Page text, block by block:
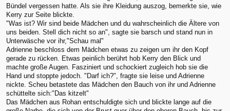
Bündel vergessen hatte. Als sie ihre Kleidung auszog, bemerkte sie, wie
Kerry zur Seite blickte.
"Was ist? Wir sind beide Mädchen und du wahrscheinlich die Ältere von
uns beiden. Stell dich nicht so an", sagte sie barsch und stand nun in
Unterwäsche vor ihr,"Schau mal"
Adrienne beschloss dem Mädchen etwas zu zeigen um ihr den Kopf
gerade zu rücken. Etwas peinlich berührt hob Kerry den Blick und
machte große Augen. Fasziniert und schockiert zugleich hob sie die
Hand und stoppte jedoch. "Darf ich?", fragte sie leise und Adrienne
nickte. Scheu betastete das Mädchen den Bauch von ihr und Adrienne
schüttelte sich:"Das kitzelt"
Das Mädchen aus Rohan entschuldigte sich und blickte lange auf die